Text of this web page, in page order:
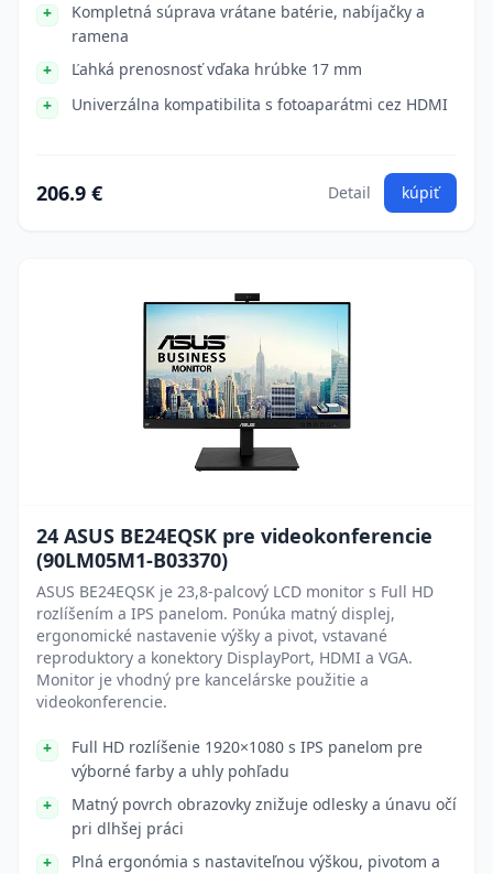
Kompletná súprava vrátane batérie, nabíjačky a
ramena
Ľahká prenosnosť vďaka hrúbke 17 mm
Univerzálna kompatibilita s fotoaparátmi cez HDMI
206.9 € Detail kúpiť
24 ASUS BE24EQSK pre videokonferencie
(90LM05M1-B03370)
ASUS BE24EQSK je 23,8-palcový LCD monitor s Full HD
rozlíšením a IPS panelom. Ponúka matný displej,
ergonomické nastavenie výšky a pivot, vstavané
reproduktory a konektory DisplayPort, HDMI a VGA.
Monitor je vhodný pre kancelárske použitie a
videokonferencie.
Full HD rozlíšenie 1920×1080 s IPS panelom pre
výborné farby a uhly pohľadu
Matný povrch obrazovky znižuje odlesky a únavu očí
pri dlhšej práci
Plná ergonómia s nastaviteľnou výškou, pivotom a